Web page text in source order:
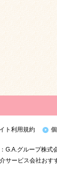
ト利用規約
G.A.グループ株式
サービス会社おす